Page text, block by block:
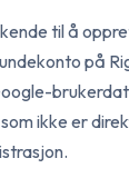
til å
på
ikke er